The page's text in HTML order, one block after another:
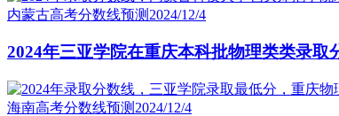
内蒙古高考分数线预测 2024/12/4
2024年三亚学院在重庆本科批物理类类录取
海南高考分数线预测 2024/12/4